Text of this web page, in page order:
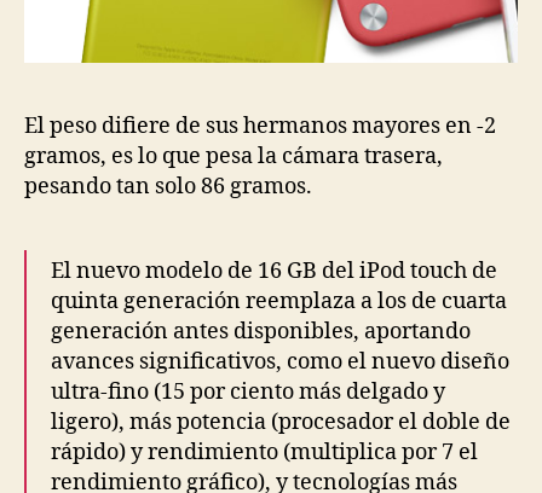
El peso difiere de sus hermanos mayores en -2
gramos, es lo que pesa la cámara trasera,
pesando tan solo 86 gramos.
El nuevo modelo de 16 GB del iPod touch de
quinta generación reemplaza a los de cuarta
generación antes disponibles, aportando
avances significativos, como el nuevo diseño
ultra-fino (15 por ciento más delgado y
ligero), más potencia (procesador el doble de
rápido) y rendimiento (multiplica por 7 el
rendimiento gráfico), y tecnologías más